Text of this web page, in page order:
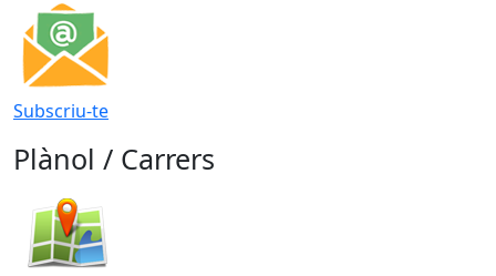
Subscriu-te
Plànol / Carrers